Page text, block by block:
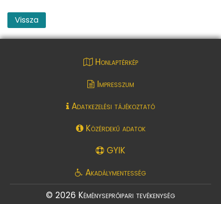
Vissza
Honlaptérkép
Impresszum
Adatkezelési tájékoztató
Közérdekű adatok
GYIK
Akadálymentesség
© 2026 Kéményseprőipari tevékenység